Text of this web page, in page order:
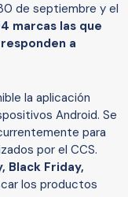
de septiembre y el
marcas las que
a
la aplicación
Android. Se
para
por el CCS.
Black Friday,
los productos